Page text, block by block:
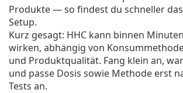
Produkte — so findest du schneller
Setup.
Kurz gesagt: HHC kann binnen
wirken, abhängig von
und Produktqualität. Fang klein an,
und passe Dosis sowie Methode erst
Tests an.